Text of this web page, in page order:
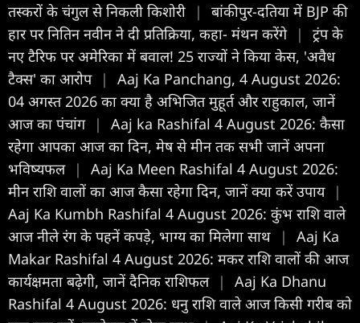
तस्करों के चंगुल से निकली किशोरी
|
बांकीपुर-दतिया में BJP की
हार पर नितिन नवीन ने दी प्रतिक्रिया, कहा- मंथन करेंगे |
ट्रंप के
नए टैरिफ पर अमेरिका में बवाल! 25 राज्यों ने किया केस, 'अवैध
टैक्स' का आरोप |
Aaj Ka Panchang, 4 August 2026:
04 अगस्त 2026 का क्या है अभिजित मुहूर्त और राहुकाल, जानें
आज का पंचांग |
Aaj ka Rashifal 4 August 2026: कैसा
रहेगा आपका आज का द‍िन, मेष से मीन तक सभी जानें अपना
भविष्यफल |
Aaj Ka Meen Rashifal 4 August 2026:
मीन राशि वालों का आज कैसा रहेगा दिन, जानें क्या करें उपाय |
Aaj Ka Kumbh Rashifal 4 August 2026: कुंभ राशि वाले
आज नीले रंग के पहनें कपड़े, भाग्य का मिलेगा साथ
|
Aaj Ka
Makar Rashifal 4 August 2026: मकर राशि वालों की आज
कार्यक्षमता बढ़ेगी, जानें दैनिक राशिफल |
Aaj Ka Dhanu
Rashifal 4 August 2026: धनु राशि वाले आज किसी गरीब को